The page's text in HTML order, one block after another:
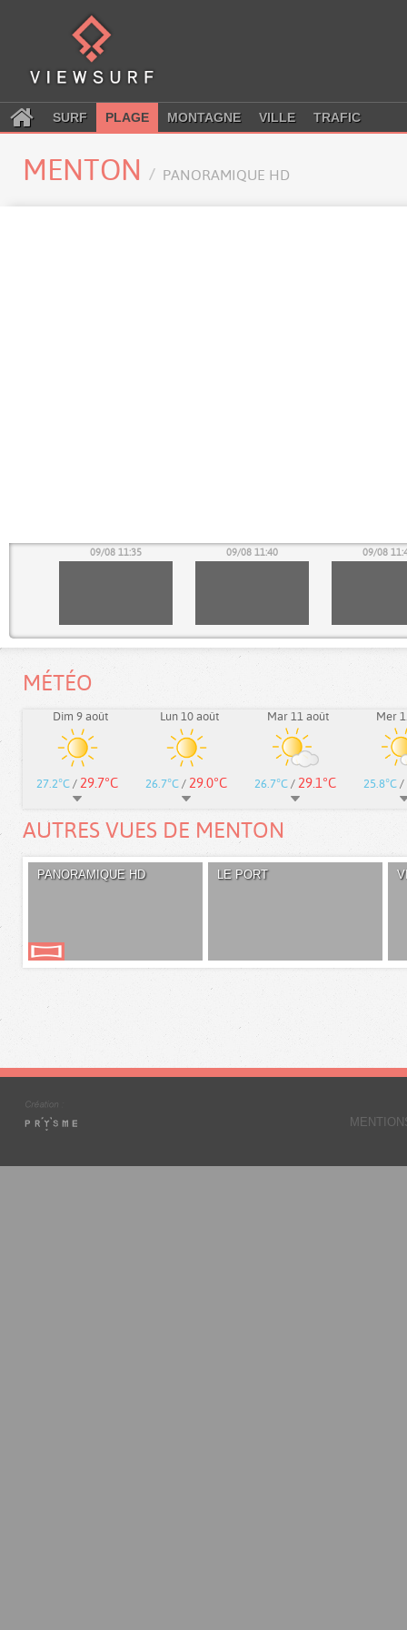
SURF PLAGE MONTAGNE VILLE TRAFIC
MENTON PANORAMIQUE HD
09/08 11:35 09/08 11:40 09/08
MÉTÉO
Dim 9 août
27.2°C / 29.7°C
Lun 10 août
26.7°C / 29.0°C
Mar 11 août
26.7°C / 29.1°C
Mer
25.8°C /
AUTRES VUES DE MENTON
PANORAMIQUE HD LE PORT